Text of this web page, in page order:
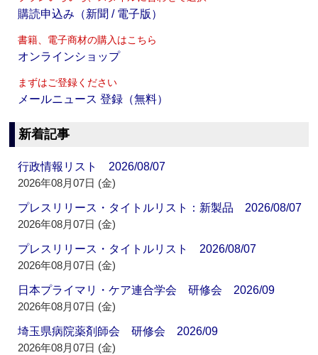
購読申込み（新聞 / 電子版）
書籍、電子商材の購入はこちら
オンラインショップ
まずはご登録ください
メールニュース 登録（無料）
新着記事
行政情報リスト 2026/08/07
2026年08月07日 (金)
プレスリリース・タイトルリスト：新製品 2026/08/07
2026年08月07日 (金)
プレスリリース・タイトルリスト 2026/08/07
2026年08月07日 (金)
日本プライマリ・ケア連合学会 研修会 2026/09
2026年08月07日 (金)
埼玉県病院薬剤師会 研修会 2026/09
2026年08月07日 (金)